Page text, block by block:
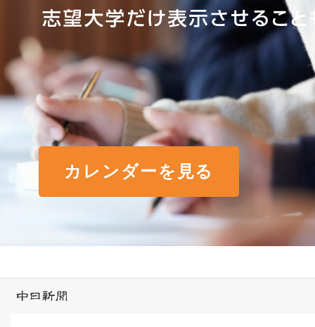
カレンダーを見る